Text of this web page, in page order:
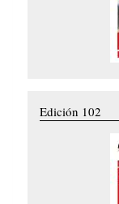
Edición 102